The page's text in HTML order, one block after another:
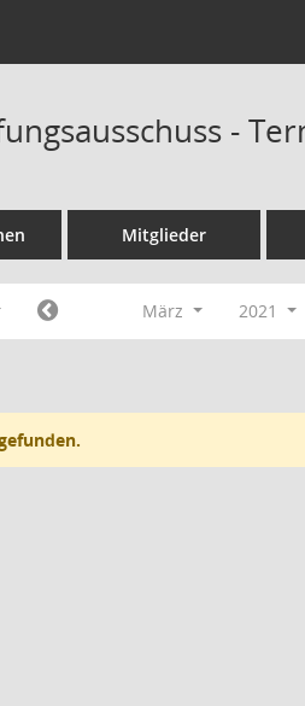
-
Mitglieder
März 2021